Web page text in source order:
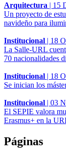
Arquitectura | 15
Un proyecto de
navideño para
Institucional | 18
La Salle-URL
70 nacionalidades
Institucional | 18
Se inician los
Institucional | 03
El SEPIE valora
Erasmus+ en la
Páginas